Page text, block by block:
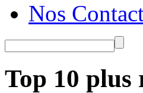
Nos
Top 10 plus